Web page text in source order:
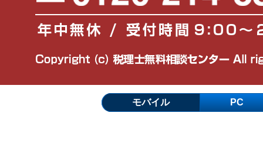
モバイル PC